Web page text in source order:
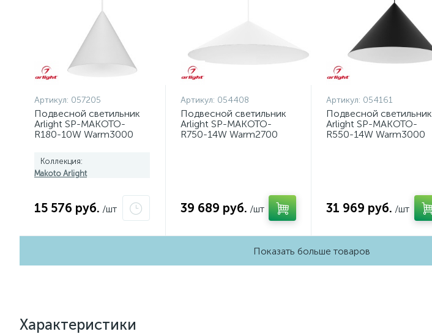
Артикул: 057205
Подвесной светильник
Arlight SP-MAKOTO-
R180-10W Warm3000
TRIAC) 057205
Коллекция:
Makoto Arlight
15 576 руб. /шт
Артикул: 054408
Подвесной светильник
Arlight SP-MAKOTO-
R750-14W Warm2700
39 689 руб. /шт
Артикул: 054161
Подвесной светильник
Arlight SP-MAKOTO-
R550-14W Warm3000
31 969 руб. /шт
Показать больше товаров
Характеристики